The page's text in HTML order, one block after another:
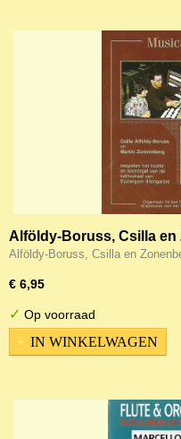
Alföldy-Boruss, Csilla en
Musical meeting
Alföldy-Boruss, Csilla en
€ 6,95
✓ Op voorraad
IN WINKELWAGEN